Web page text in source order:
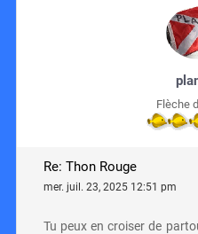
Flèche
Re: Thon Rouge
mer. juil. 23, 2025 12:51 pm
Tu peux en croiser de